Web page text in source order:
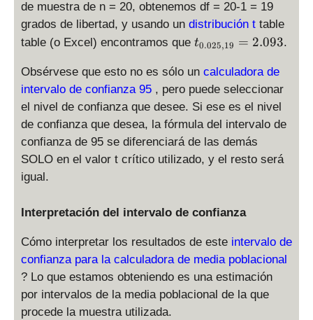
h
a
/
,
n
-
1
}
p
h
a
1
-
0.
9
5
=
de muestra de n = 20, obtenemos df = 20-1 = 19
grados de libertad, y usando un distribución t table
table (o Excel) encontramos que t
{
0.
0
2
5,
1
9
2.
9
3
t0.025,19 = 2.093.
Obsérvese que esto no es sólo un calculadora de
intervalo de confianza 95 , pero puede seleccionar
el nivel de confianza que desee. Si ese es el nivel
de confianza que desea, la fórmula del intervalo de
confianza de 95 se diferenciará de las demás
SOLO en el valor t crítico utilizado, y el resto será
igual.
Interpretación del intervalo de confianza
Cómo interpretar los resultados de este intervalo de
confianza para la calculadora de media poblacional
? Lo que estamos obteniendo es una estimación
por intervalos de la media poblacional de la que
procede la muestra utilizada.